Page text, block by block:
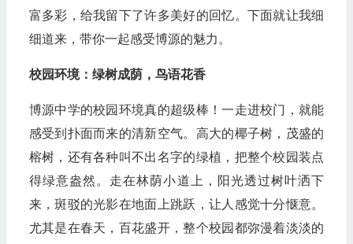
富多彩，给我留下了许多美好的回忆。下面就让我细
细道来，带你一起感受博源的魅力。
校园环境：绿树成荫，鸟语花香
博源中学的校园环境真的超级棒！一走进校门，就能
感受到扑面而来的清新空气。高大的椰子树，茂盛的
榕树，还有各种叫不出名字的绿植，把整个校园装点
得绿意盎然。走在林荫小道上，阳光透过树叶洒下
来，斑驳的光影在地面上跳跃，让人感觉十分惬意。
尤其是在春天，百花盛开，整个校园都弥漫着淡淡的